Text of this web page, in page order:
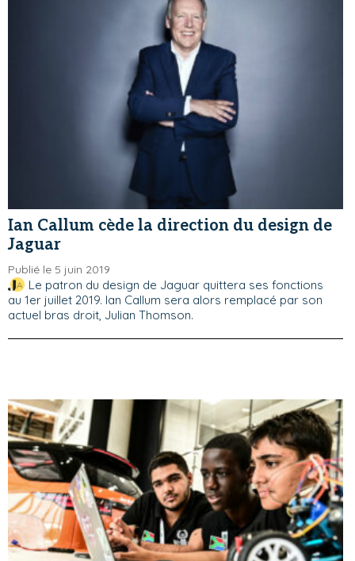
Ian Callum cède la direction du design de
Jaguar
Publié le 5 juin 2019
Le patron du design de Jaguar quittera ses fonctions
au 1er juillet 2019. Ian Callum sera alors remplacé par son
actuel bras droit, Julian Thomson.